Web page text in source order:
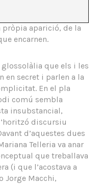
Büchel. Les seves
suposen
aparició, de la
encarnen.
glossolàlia que els i les
en secret i parlen a la
En el pla
comú sembla
insubstancial,
discursiu
d’aquestes dues
Telleria va anar
que treballava
(i que l’acostava a
Jorge Macchi,